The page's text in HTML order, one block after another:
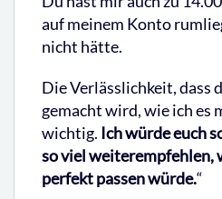
auf meinem Konto
nicht hätte.
Die Verlässlichkeit, dass
gemacht wird, wie ich es
wichtig. Ich würde euch
so viel weiterempfehlen,
perfekt passen würde.“